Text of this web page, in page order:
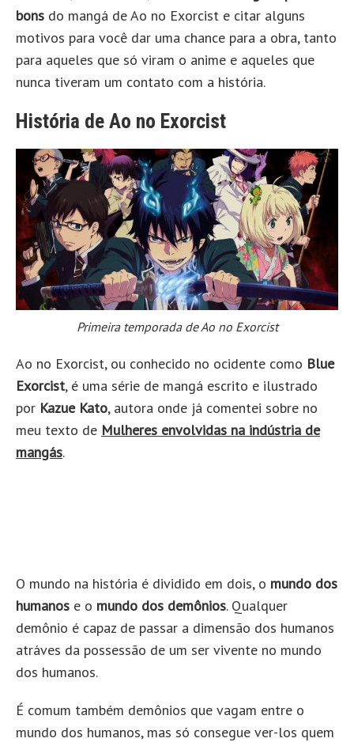
bons do mangá de Ao no Exorcist e citar alguns
motivos para você dar uma chance para a obra, tanto
para aqueles que só viram o anime e aqueles que
nunca tiveram um contato com a história.
História de Ao no Exorcist
Primeira temporada de Ao no Exorcist
Ao no Exorcist, ou conhecido no ocidente como Blue
Exorcist, é uma série de mangá escrito e ilustrado
por Kazue Kato, autora onde já comentei sobre no
meu texto de Mulheres envolvidas na indústria de
mangás.
O mundo na história é dividido em dois, o mundo dos
humanos e o mundo dos demônios. Qualquer
demônio é capaz de passar a dimensão dos humanos
atráves da possessão de um ser vivente no mundo
dos humanos.
É comum também demônios que vagam entre o
mundo dos humanos, mas só consegue ver-los quem